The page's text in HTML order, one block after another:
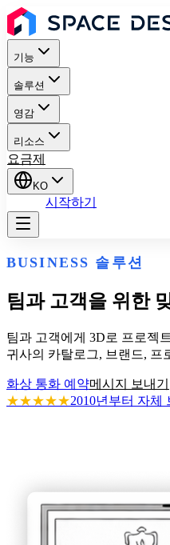
기능
솔루션
영감
리소스
요금제
KO
시작하기
BUSINESS 솔루션
팀과 고객을 위한
팀과 고객에게 3D로 프로젝
귀사의 카탈로그, 브랜드, 프
화상 통화 예약메시지 보내기
★★★★★2010년부터 자체